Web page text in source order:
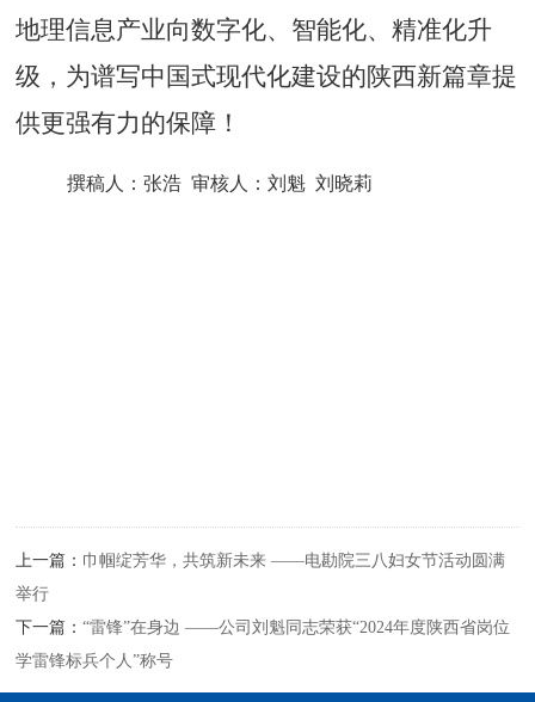
地理信息产业向数字化、智能化、精准化升
级，为谱写中国式现代化建设的陕西新篇章提
供更强有力的保障！
撰稿人：张浩 审核人：刘魁 刘晓莉
上一篇： 巾帼绽芳华，共筑新未来 ——电勘院三八妇女节活动圆满
举行
下一篇：“雷锋”在身边 ——公司刘魁同志荣获“2024年度陕西省岗位
学雷锋标兵个人”称号